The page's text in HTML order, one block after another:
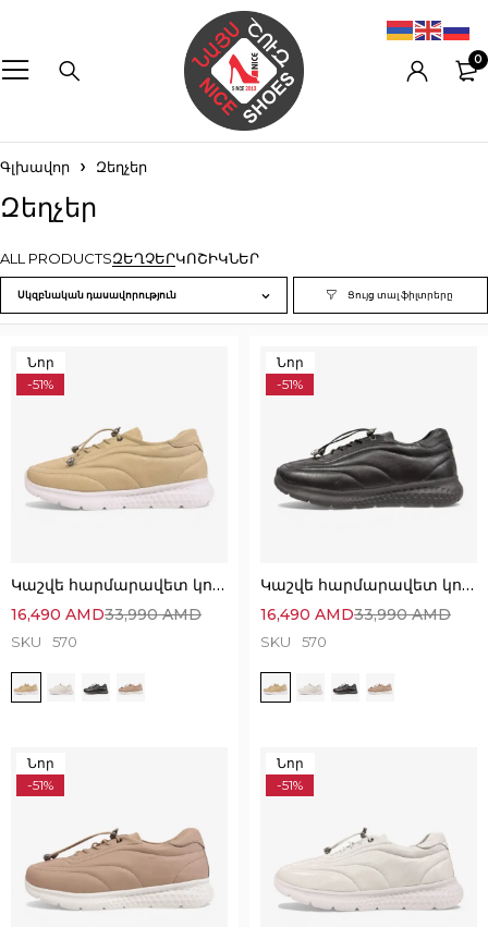
0
Գլխավոր Զեղչեր
Զեղչեր
ALL PRODUCTSԶԵՂՉԵՐԿՈՇԻԿՆԵՐ
Սկզբնական դասավորություն
Նոր
-51%
Կաշվե հարմարավետ կոշիկներ՝ Հիանալի հեշտ հագնվող
33,990AMD
16,490 AMD
SKU 570
Նոր
-51%
Կաշվե հարմարավետ կոշիկներ՝ Հիանալի հեշտ հագնվող
33,990AMD
16,490 AMD
SKU 570
Նոր
-51%
Նոր
-51%